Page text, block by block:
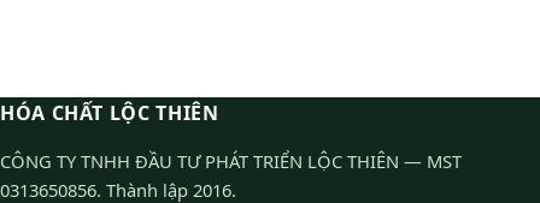
HÓA CHẤT LỘC THIÊN
CÔNG TY TNHH ĐẦU TƯ PHÁT TRIỂN LỘC THIÊN — MST
0313650856. Thành lập 2016.